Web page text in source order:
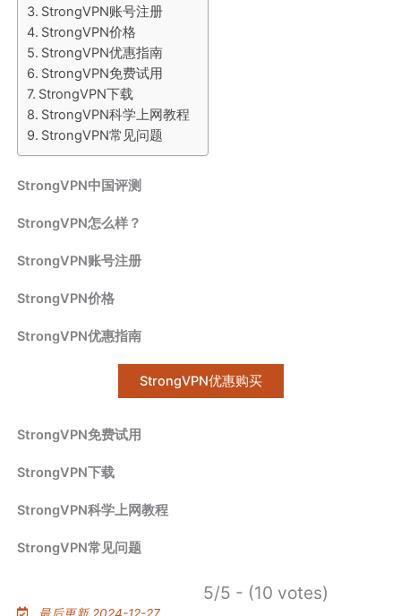
StrongVPN账号注册
StrongVPN价格
StrongVPN优惠指南
StrongVPN免费试用
StrongVPN下载
StrongVPN科学上网教程
StrongVPN常见问题
StrongVPN中国评测
StrongVPN怎么样？
StrongVPN账号注册
StrongVPN价格
StrongVPN优惠指南
StrongVPN优惠购买
StrongVPN免费试用
StrongVPN下载
StrongVPN科学上网教程
StrongVPN常见问题
5/5 - (10 votes)